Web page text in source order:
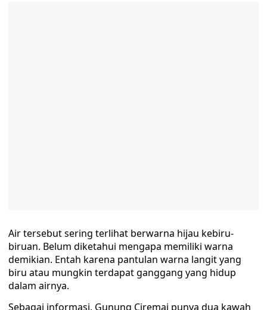
Air tersebut sering terlihat berwarna hijau kebiru-
biruan. Belum diketahui mengapa memiliki warna
demikian. Entah karena pantulan warna langit yang
biru atau mungkin terdapat ganggang yang hidup
dalam airnya.
Sebagai informasi, Gunung Ciremai punya dua kawah